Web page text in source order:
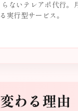
ないテレアポ代行。
実行型サービス。
わる理由